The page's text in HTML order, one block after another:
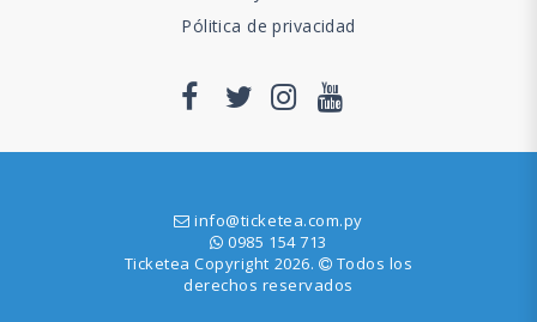
Pólitica de privacidad
info@ticketea.com.py
0985 154 713
Ticketea Copyright 2026.
Todos los
derechos reservados